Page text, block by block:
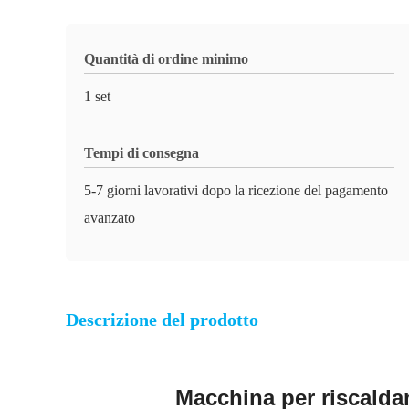
Quantità di ordine minimo
1 set
Tempi di consegna
5-7 giorni lavorativi dopo la ricezione del pagamento
avanzato
Descrizione del prodotto
Macchina per